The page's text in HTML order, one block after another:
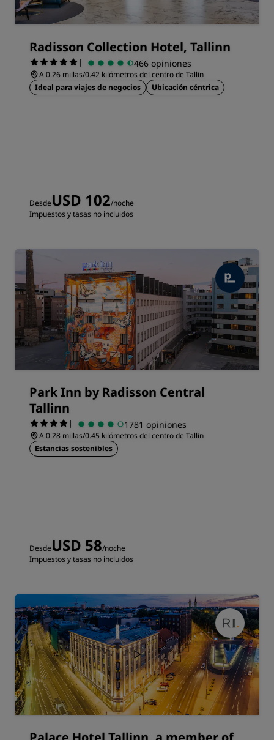
Radisson Collection Hotel, Tallinn
| 466 opiniones
A 0.26 millas/0.42 kilómetros del centro de Tallin
Ideal para viajes de negocios
Ubicación céntrica
DesdeUSD 102/noche
Impuestos y tasas no incluidos
Park Inn by Radisson Central
Tallinn
| 1781 opiniones
A 0.28 millas/0.45 kilómetros del centro de Tallin
Estancias sostenibles
DesdeUSD 58/noche
Impuestos y tasas no incluidos